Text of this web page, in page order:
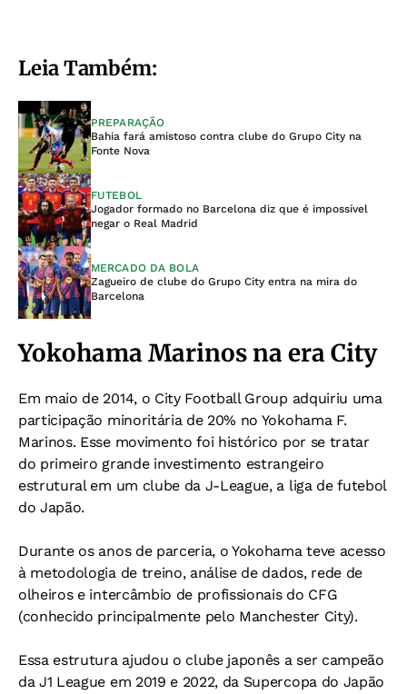
Leia Também:
PREPARAÇÃO
Bahia fará amistoso contra clube do Grupo City na
Fonte Nova
FUTEBOL
Jogador formado no Barcelona diz que é impossível
negar o Real Madrid
MERCADO DA BOLA
Zagueiro de clube do Grupo City entra na mira do
Barcelona
Yokohama Marinos na era City
Em maio de 2014, o City Football Group adquiriu uma
participação minoritária de 20% no Yokohama F.
Marinos. Esse movimento foi histórico por se tratar
do primeiro grande investimento estrangeiro
estrutural em um clube da J-League, a liga de futebol
do Japão.
Durante os anos de parceria, o Yokohama teve acesso
à metodologia de treino, análise de dados, rede de
olheiros e intercâmbio de profissionais do CFG
(conhecido principalmente pelo Manchester City).
Essa estrutura ajudou o clube japonês a ser campeão
da J1 League em 2019 e 2022, da Supercopa do Japão